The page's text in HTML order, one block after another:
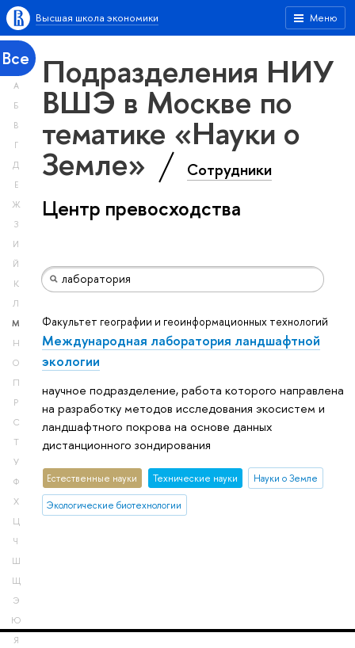
Меню
Высшая школа экономики
Все
А
Б
В
Г
Д
Е
Ж
З
И
Й
К
Л
М
Н
О
П
Р
С
Т
У
Ф
Х
Ц
Ч
Ш
Щ
Э
Ю
Я
Подразделения НИУ
ВШЭ в Москве по
тематике «Науки о
Земле» Сотрудники
Центр превосходства
Факультет географии и геоинформационных технологий
Международная лаборатория ландшафтной
экологии
научное подразделение, работа которого направлена
на разработку методов исследования экосистем и
ландшафтного покрова на основе данных
дистанционного зондирования
Естественные науки Тех­ничес­кие науки Науки о Земле
Экологические биотехнологии